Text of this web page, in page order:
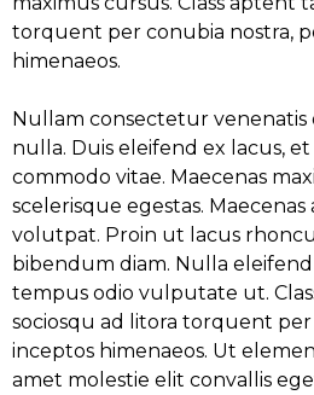
torquent per conubia nostra,
himenaeos.
Nullam consectetur
nulla. Duis eleifend ex lacus,
commodo vitae. Maecenas
scelerisque egestas.
volutpat. Proin ut lacus
bibendum diam. Nulla
tempus odio vulputate ut.
sociosqu ad litora torquent
inceptos himenaeos. Ut
amet molestie elit convallis